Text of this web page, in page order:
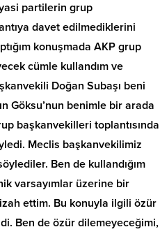
partilerin grup
davet edilmediklerini
konuşmada AKP grup
cümle kullandım ve
Doğan Subaşı beni
Göksu’nun benimle bir arada
başkanvekilleri toplantısında
Meclis başkanvekilimiz
Ben de kullandığım
varsayımlar üzerine bir
ettim. Bu konuyla ilgili özür
Ben de özür dilemeyeceğimi,